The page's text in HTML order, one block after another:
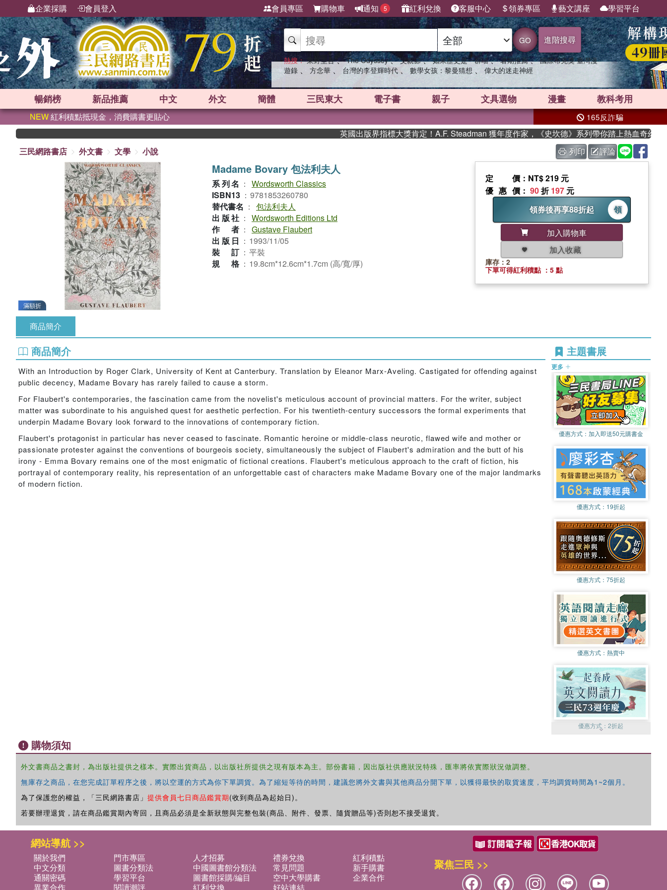
企業採購 會員登入 會員專區 購物車 通知 5 紅利兌換 客服中心 領券專區 藝文講座 學習平台
GO 進階搜尋
熱搜： 東野圭吾 、 The Odyssey 、 父親節 、 如果歷史是一群喵 、 暑期推薦 、 國際布克獎 臺灣漫
遊錄 、 方念華 、 台灣的李登輝時代 、 數學女孩：黎曼猜想 、 偉大的迷走神經
暢銷榜 新品推薦 中文 外文 簡體 三民東大 電子書 親子 文具選物 漫畫 教科考用
NEW紅利積點抵現金，消費購書更貼心 165反詐騙
英國出版界指標大獎肯定！A.F. Steadman 獲年度作家，《史坎德》系列帶你踏上熱血奇幻旅程
三民網路書店
外文書 文學 小說 列印 評論
滿額折
Madame Bovary 包法利夫人
系列名 ： Wordsworth Classics
ISBN13 ： 9781853260780
替代書名 ： 包法利夫人
出版社 ： Wordsworth Editions Ltd
作者 ： Gustave Flaubert
出版日 ： 1993/11/05
裝訂 ： 平裝
規格 ： 19.8cm*12.6cm*1.7cm (高/寬/厚)
定價 ：NT$ 219 元
優惠價 ： 90折197 元
領券後再享88折起
領
加入購物車
加入收藏
庫存：2
下單可得紅利積點 ：5 點
商品簡介
商品簡介
With an Introduction by Roger Clark, University of Kent at Canterbury. Translation by Eleanor Marx-Aveling. Castigated for offending against
public decency, Madame Bovary has rarely failed to cause a storm.
For Flaubert's contemporaries, the fascination came from the novelist's meticulous account of provincial matters. For the writer, subject
matter was subordinate to his anguished quest for aesthetic perfection. For his twentieth-century successors the formal experiments that
underpin Madame Bovary look forward to the innovations of contemporary fiction.
Flaubert's protagonist in particular has never ceased to fascinate. Romantic heroine or middle-class neurotic, flawed wife and mother or
passionate protester against the conventions of bourgeois society, simultaneously the subject of Flaubert's admiration and the butt of his
irony - Emma Bovary remains one of the most enigmatic of fictional creations. Flaubert's meticulous approach to the craft of fiction, his
portrayal of contemporary reality, his representation of an unforgettable cast of characters make Madame Bovary one of the major landmarks
of modern fiction.
主題書展
更多
優惠方式： 加入即送50元購書金
優惠方式： 19折起
優惠方式： 75折起
優惠方式： 熱賣中
優惠方式：2折起
購物須知
外文書商品之書封，為出版社提供之樣本。實際出貨商品，以出版社所提供之現有版本為主。部份書籍，因出版社供應狀況特殊，匯率將依實際狀況做調整。
無庫存之商品，在您完成訂單程序之後，將以空運的方式為你下單調貨。為了縮短等待的時間，建議您將外文書與其他商品分開下單，以獲得最快的取貨速度，平均調貨時間為1~2個月。
為了保護您的權益，「三民網路書店」 提供會員七日商品鑑賞期(收到商品為起始日)。
若要辦理退貨，請在商品鑑賞期內寄回，且商品必須是全新狀態與完整包裝(商品、附件、發票、隨貨贈品等)否則恕不接受退貨。
網站導航 >>
關於我們 門市專區 人才招募 禮券兌換
紅利積點
中文分類
圖書分類法 中國圖書館分類法 常見問題
新手購書
通關密碼
學習平台 圖書館採購/編目 空中大學購書
企業合作
異業合作
閱讀潮評 紅利兌換 好站連結
聚焦三民 >>